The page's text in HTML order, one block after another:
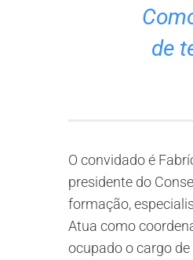
de
O convidado é
presidente do
formação,
Atua como
ocupado o cargo